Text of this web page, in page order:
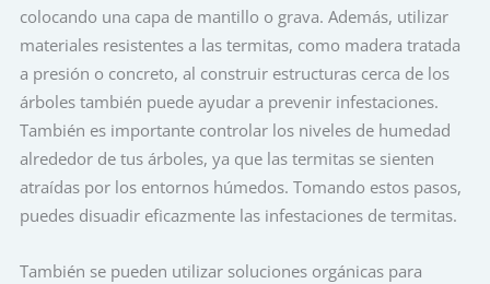
colocando una capa de mantillo o grava. Además, utilizar
materiales resistentes a las termitas, como madera tratada
a presión o concreto, al construir estructuras cerca de los
árboles también puede ayudar a prevenir infestaciones.
También es importante controlar los niveles de humedad
alrededor de tus árboles, ya que las termitas se sienten
atraídas por los entornos húmedos. Tomando estos pasos,
puedes disuadir eficazmente las infestaciones de termitas.
También se pueden utilizar soluciones orgánicas para